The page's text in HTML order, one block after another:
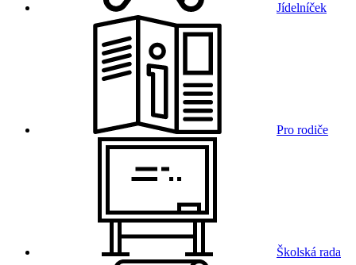
Jídelníček
Pro rodiče
Školská rada